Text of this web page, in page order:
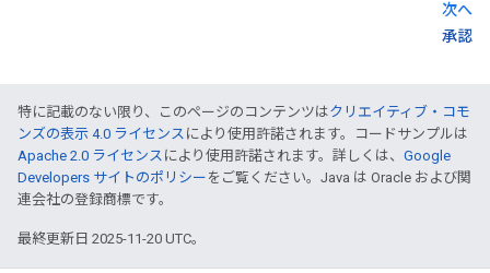
次へ
承認
特に記載のない限り、このページのコンテンツはクリエイティブ・コモ
ンズの表示 4.0 ライセンス により使用許諾されます。コードサンプルは
Apache 2.0 ライセンス により使用許諾されます。詳しくは、 Google
Developers サイトのポリシー をご覧ください。Java は Oracle および関
連会社の登録商標です。
最終更新日 2025-11-20 UTC。